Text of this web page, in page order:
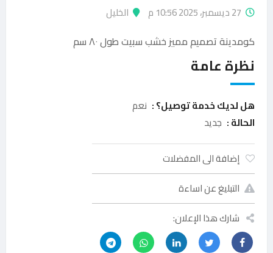
27 ديسمبر، 2025 10:56 م الخليل
كومدينة تصميم مميز خشب سبيت طول ٨٠ سم
نظرة عامة
هل لديك خدمة توصيل؟ : نعم
الحالة : جديد
إضافة الى المفضلات
التبليغ عن اساءة
شارك هذا الإعلان: